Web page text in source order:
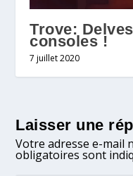
Trove:
consoles !
7 juillet 2020
Laisser une
Votre adresse e-mail
obligatoires sont